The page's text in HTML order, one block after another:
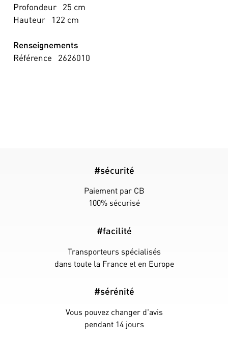
Profondeur
25 cm
Hauteur
122 cm
Renseignements
Référence
2626010
#sécurité
Paiement par CB
100% sécurisé
#facilité
Transporteurs spécialisés
dans toute la France et en Europe
#sérénité
Vous pouvez changer d'avis
pendant 14 jours